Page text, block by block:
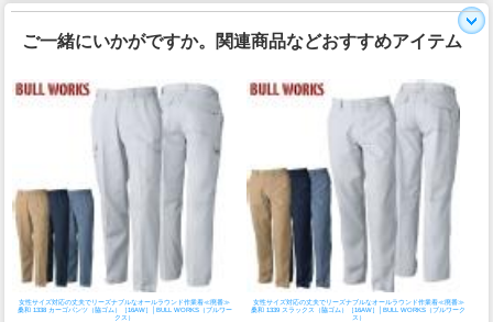
ご一緒にいかがですか。関連商品などおすすめアイテム
女性サイズ対応の丈夫でリーズナブルなオールラウンド作業着≪廃番≫
桑和 1338 カーゴパンツ（脇ゴム）［16AW］│BULL WORKS（ブルワー
クス）
女性サイズ対応の丈夫でリーズナブルなオールラウンド作業着≪廃番≫
桑和 1339 スラックス（脇ゴム）［16AW］│BULL WORKS（ブルワーク
ス）